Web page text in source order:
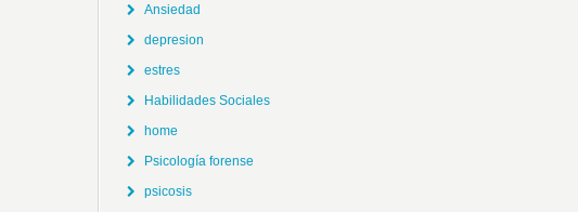
Ansiedad
depresion
estres
Habilidades Sociales
home
Psicología forense
psicosis